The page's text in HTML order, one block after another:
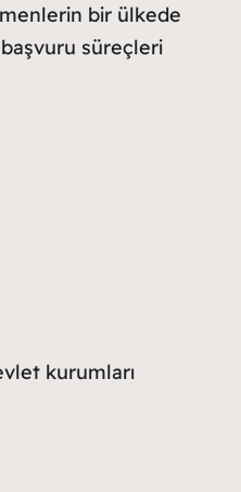
bir ülkede
başvuru süreçleri
kurumları